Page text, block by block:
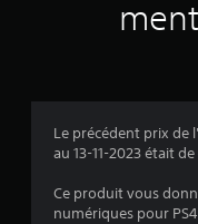
Le précédent prix de
au 13-11-2023 était
Ce produit vous
numériques pour